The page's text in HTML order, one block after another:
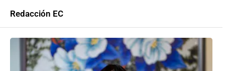
Redacción EC